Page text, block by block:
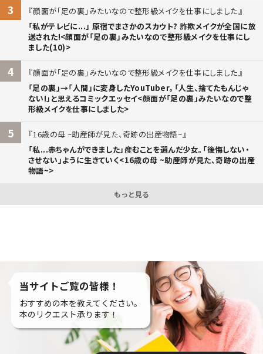
3
顔面が「足の裏」みたいなので整形級メイクを仕事にしました
「私がテレビに...」 原宿でまさかのスカウト? 詐欺メイクが全国に放
送された!<顔面が「足の裏」みたいなので整形級メイクを仕事にし
ました(10)>
4
顔面が「足の裏」みたいなので整形級メイクを仕事にしました
「足の裏」→「人間」に変身したYouTuber。「人生、捨てたもんじゃ
ない!」と思えるコミックエッセイ<顔面が「足の裏」みたいなので整
形級メイクを仕事にしました>
5
16歳の母 ~助産師が見た、奇跡の出産物語~
「私...赤ちゃんができました」――産むことを選んだ少女。「後悔しない・
させない」ように生きていく<16歳の母 ~助産師が見た、奇跡の出産
物語~>
もっと見る
当サイトご覧の皆様！
おすすめの本を教えてください。
本のリクエスト承ります！